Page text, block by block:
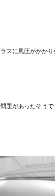
スに風圧がかか
題があったそうで